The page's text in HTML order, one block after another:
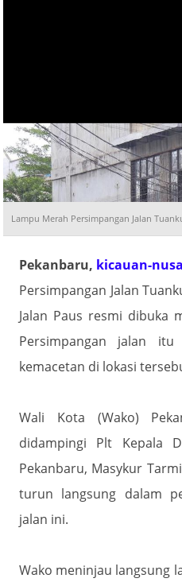
Lampu Merah Persimpangan Jalan
Pekanbaru, kicauan-
Persimpangan Jalan
Jalan Paus resmi dibuka
Persimpangan jalan
kemacetan di lokasi
Wali Kota (Wako)
didampingi Plt Kepala
Pekanbaru, Masykur
turun langsung dalam
jalan ini.
Wako meninjau langsung